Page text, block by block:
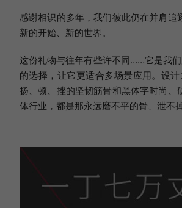
感谢相识的多年，我们彼此仍在并肩
新的开始、新的世界。
这份礼物与往年有些许不同……它是我
的选择，让它更适合多场景应用。设
扬、顿、挫的坚韧筋骨和黑体字时尚
体行业，都是那永远磨不平的骨、泄不掉